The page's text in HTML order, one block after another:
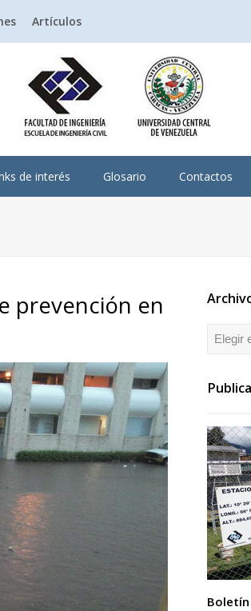
Artículos
de interés Glosario Contactos
prevención en